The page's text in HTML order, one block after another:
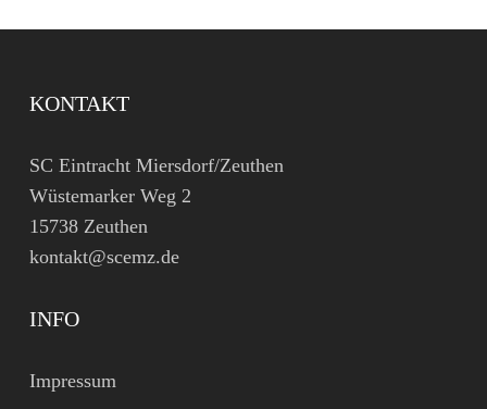
KONTAKT
SC Eintracht Miersdorf/Zeuthen
Wüstemarker Weg 2
15738 Zeuthen
kontakt@scemz.de
INFO
Impressum